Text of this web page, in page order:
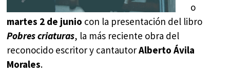
o
martes 2 de junio con la presentación del libro
Pobres criaturas, la más reciente obra del
reconocido escritor y cantautorAlberto Ávila
Morales.